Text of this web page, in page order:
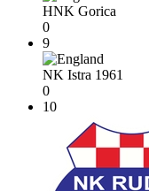
HNK Gorica
0
9
NK Istra 1961
0
10